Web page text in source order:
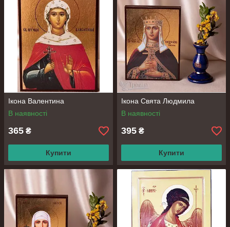
Ікона Валентина
В наявності
365 ₴
Купити
Ікона Свята Людмила
В наявності
395 ₴
Купити